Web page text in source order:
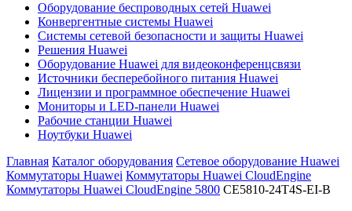
Оборудование беспроводных сетей Huawei
Конвергентные системы Huawei
Системы сетевой безопасности и защиты Huawei
Решения Huawei
Оборудование Huawei для видеоконференцсвязи
Источники бесперебойного питания Huawei
Лицензии и программное обеспечение Huawei
Мониторы и LED-панели Huawei
Рабочие станции Huawei
Ноутбуки Huawei
Главная Каталог оборудования Сетевое оборудование Huawei
Коммутаторы Huawei Коммутаторы Huawei CloudEngine
Коммутаторы Huawei CloudEngine 5800 CE5810-24T4S-EI-B